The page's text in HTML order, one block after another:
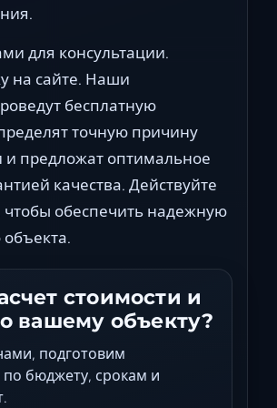
для консультации.
на сайте. Наши
бесплатную
точную причину
и предложат оптимальное
качества. Действуйте
чтобы обеспечить надежную
стоимости и
вашему объекту?
подготовим
бюджету, срокам и